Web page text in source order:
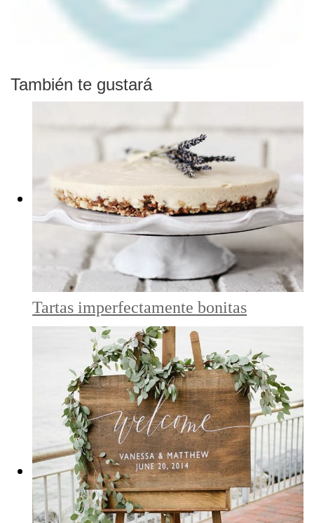
También te gustará
Tartas imperfectamente bonitas